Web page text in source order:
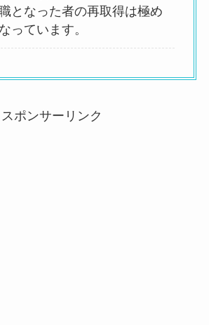
となった者の再取得は極め
っています。
スポンサーリンク